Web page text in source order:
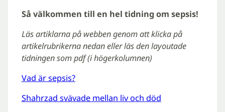
Så välkommen till en hel tidning om sepsis!
Läs artiklarna på webben genom att klicka på
artikelrubrikerna nedan eller läs den layoutade
tidningen som pdf (i högerkolumnen)
Vad är sepsis?
Shahrzad svävade mellan liv och död